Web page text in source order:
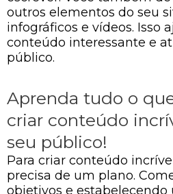
outros elementos do seu
infográficos e vídeos. Isso
conteúdo interessante e
público.
Aprenda tudo o
criar conteúdo
seu público!
Para criar conteúdo
precisa de um plano.
objetivos e